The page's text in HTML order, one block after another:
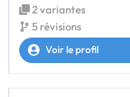
2 variantes
5 révisions
Voir le profil